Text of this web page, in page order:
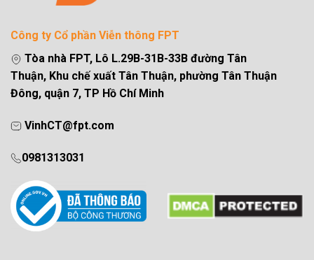
Công ty Cổ phần Viễn thông FPT
Tòa nhà FPT, Lô L.29B-31B-33B đường Tân
Thuận, Khu chế xuất Tân Thuận, phường Tân Thuận
Đông, quận 7, TP Hồ Chí Minh
VinhCT@fpt.com
0981313031